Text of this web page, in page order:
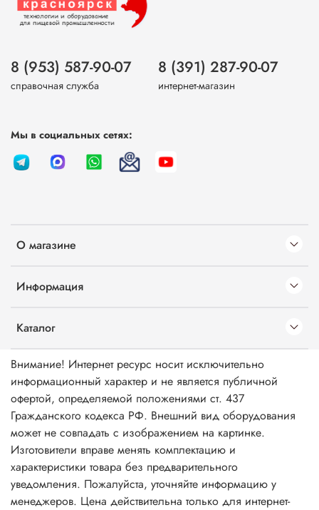
О магазине
Информация
Каталог
8 (953) 587-90-07
справочная служба
8 (391) 287-90-07
интернет-магазин
Мы в социальных сетях:
Внимание! Интернет ресурс носит исключительно
информационный характер и не является публичной
офертой, определяемой положениями ст. 437
Гражданского кодекса РФ. Внешний вид оборудования
может не совпадать с изображением на картинке.
Изготовители вправе менять комплектацию и
характеристики товара без предварительного
уведомления. Пожалуйста, уточняйте информацию у
менеджеров. Цена действительна только для интернет-